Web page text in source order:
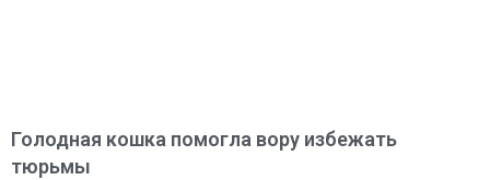
Голодная кошка помогла вору избежать
тюрьмы